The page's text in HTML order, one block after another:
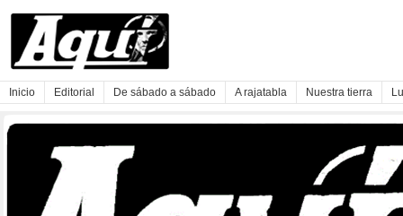
Inicio Editorial De sábado a sábado A rajatabla Nuestra tierra